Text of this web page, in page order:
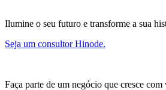
Ilumine o seu futuro e transforme a sua
Seja um consultor Hinode.
Faça parte de um negócio que cresce com